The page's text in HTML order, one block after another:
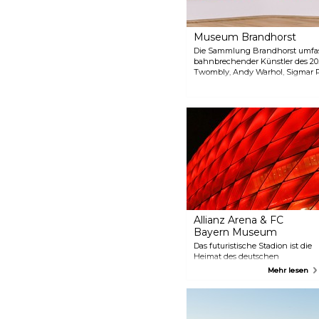
Museum Brandhorst
Die Sammlung Brandhorst
bahnbrechender Künstler des
Twombly, Andy Warhol, Sigmar
Das Museum zeigt auch
Allianz Arena & FC
Bayern Museum
Das futuristische Stadion ist die
Heimat des deutschen
Rekordmeisters FC Bayern
Spieltage ist es ein Muss für
Mehr lesen